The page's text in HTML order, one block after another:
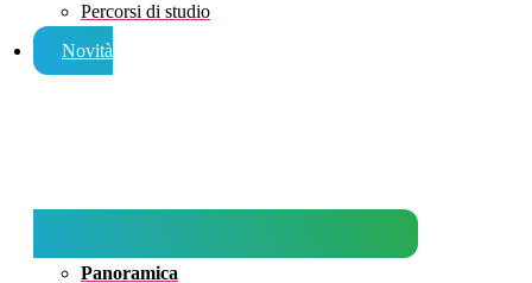
Percorsi di studio
Novità
Panoramica